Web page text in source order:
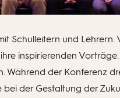
Schulleitern und
inspirierenden
Während der Konferenz
der Gestaltung der